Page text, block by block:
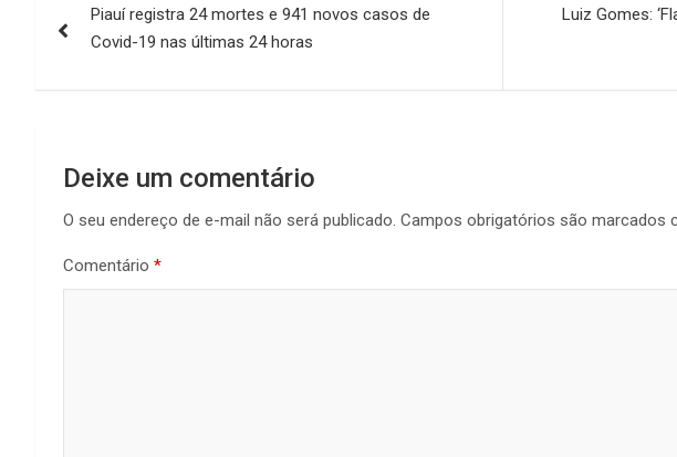
de
Post
Piauí registra 24 mortes e 941 novos casos de
Covid-19 nas últimas 24 horas
Luiz Gomes:
Deixe um comentário
O seu endereço de e-mail não será publicado. Campos obrigatórios são marcados
Comentário *